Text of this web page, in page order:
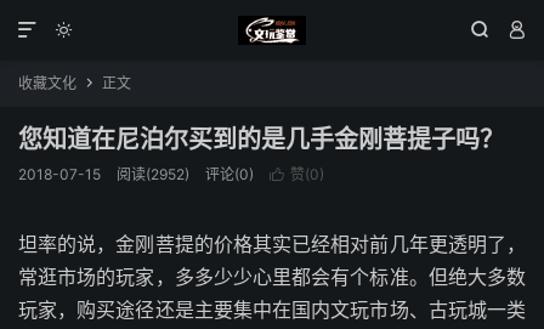
  

收藏文化  正文
您知道在尼泊尔买到的是几手金刚菩提子吗？
2018-07-15 阅读(2952) 评论(0)  赞(0)
坦率的说，金刚菩提的价格其实已经相对前几年更透明了，
常逛市场的玩家，多多少少心里都会有个标准。但绝大多数
玩家，购买途径还是主要集中在国内文玩市场、古玩城一类